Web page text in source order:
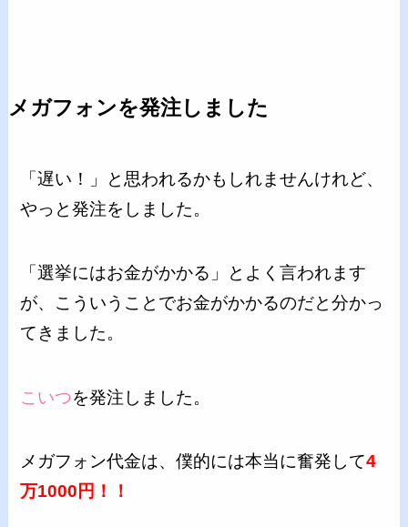
メガフォンを発注しました
「遅い！」と思われるかもしれませんけれど、
やっと発注をしました。
「選挙にはお金がかかる」とよく言われます
が、こういうことでお金がかかるのだと分かっ
てきました。
こいつを発注しました。
メガフォン代金は、僕的には本当に奮発して4
万1000円！！